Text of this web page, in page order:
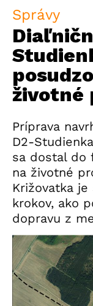
Správy
životné
Príprava
D2-
sa dostal do
na životné
Križovatka
krokov, ako
dopravu z